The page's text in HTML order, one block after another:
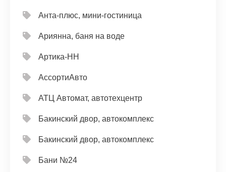
Анта-плюс, мини-гостиница
Ариянна, баня на воде
Артика-НН
АссортиАвто
АТЦ Автомат, автотехцентр
Бакинский двор, автокомплекс
Бакинский двор, автокомплекс
Бани №24